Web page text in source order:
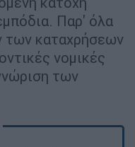
Παρ' όλα
των καταχρήσεων
νομικές
των